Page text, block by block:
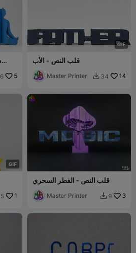
6 5
GIF
قلب النص - الأب
Master Printer  34 14
GIF
5 1
قلب النص - الفطر السحري
Master Printer  9 3